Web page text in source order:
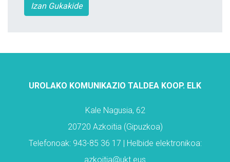
Izan Gukakide
UROLAKO KOMUNIKAZIO TALDEA KOOP. ELK
Kale Nagusia, 62
20720 Azkoitia (Gipuzkoa)
Telefonoak: 943-85 36 17 | Helbide elektronikoa:
azkoitia@ukt.eus